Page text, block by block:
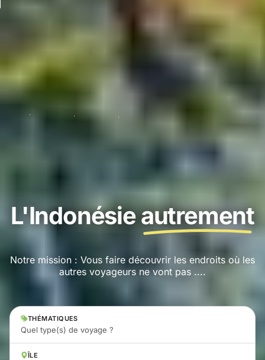
L'Indonésieautrement
Notre mission : Vous faire découvrir les endroits où les
autres voyageurs ne vont pas ....
THÉMATIQUES
Quel type(s) de voyage ?
ÎLE